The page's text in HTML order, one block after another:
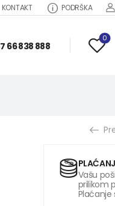
KONTAKT PODRŠKA
66 838 888
0
Vašu
prilikom
Plaćanje